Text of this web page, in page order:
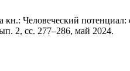
Человеческий
2, сс. 277–286, май 2024.